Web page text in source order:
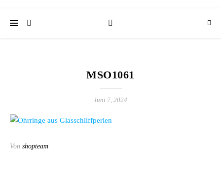
MSO1061
Juni 7, 2024
Von shopteam